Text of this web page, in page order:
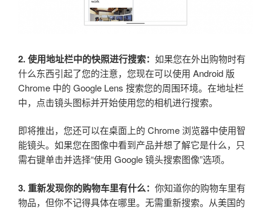
2. 使用地址栏中的快照进行搜索： 如果您在外出购物时有
什么东西引起了您的注意，您现在可以使用 Android 版
Chrome 中的 Google Lens 搜索您的周围环境。在地址栏
中，点击镜头图标并开始使用您的相机进行搜索。
即将推出，您还可以在桌面上的 Chrome 浏览器中使用智
能镜头。如果您在图像中看到产品并想了解它是什么，只
需右键单击并选择“使用 Google 镜头搜索图像”选项。
3. 重新发现你的购物车里有什么： 你知道你的购物车里有
物品，但你不记得具体在哪里。无需重新搜索。从美国的